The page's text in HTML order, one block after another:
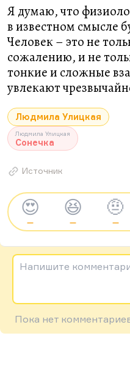
Я думаю, что
в известном смысле
Человек – это не
сожалению, и не
тонкие и сложные
увлекают
Людмила Улицкая
Людмила Улицкая
Сонечка
Источник
😍
—
😆
—
🤨
—
Напишите
Пока нет